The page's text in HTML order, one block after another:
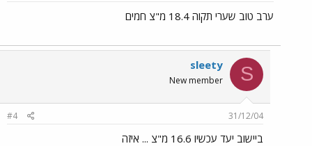
ערב טוב שערי תקוה 18.4 מ"צ חמים
S
sleety
New member
31/12/04
#4
ביישוב יעד עכשיו 16.6 מ"צ ... איזה